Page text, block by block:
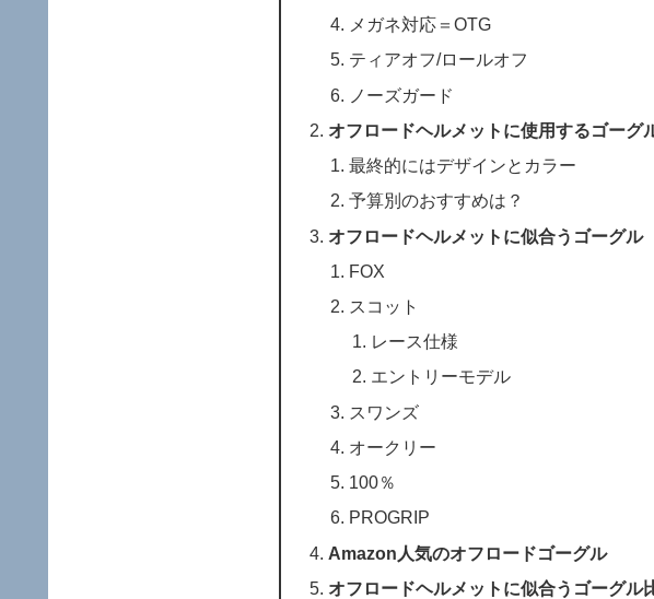
メガネ対応＝OTG
ティアオフ/ロールオフ
ノーズガード
オフロードヘルメットに使用するゴーグ
最終的にはデザインとカラー
予算別のおすすめは？
オフロードヘルメットに似合うゴーグル
FOX
スコット
レース仕様
エントリーモデル
スワンズ
オークリー
100％
PROGRIP
Amazon人気のオフロードゴーグル
オフロードヘルメットに似合うゴーグル